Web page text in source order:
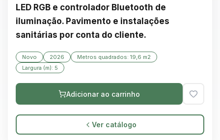
LED RGB e controlador Bluetooth de
iluminação. Pavimento e instalações
sanitárias por conta do cliente.
Novo 2026
Metros quadrados: 19,6 m2
Largura (m): 5
Adicionar ao carrinho
Ver catálogo